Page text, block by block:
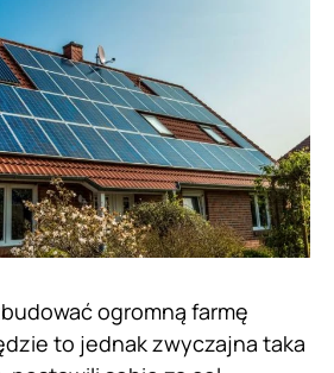
ogromną farmę
to jednak zwyczajna taka